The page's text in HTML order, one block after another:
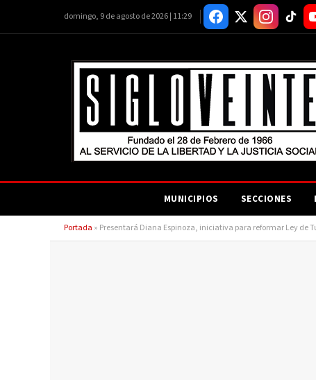
domingo, 9 de agosto de 2026 | 11:29
MUNICIPIOS SECCIONES
Portada » Presentará Diana Espinoza, iniciativa para reformar Ley de